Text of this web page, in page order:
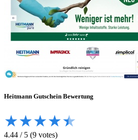
Heitmann Gutschein Bewertung
★★★★★
4.44 / 5 (9 votes)